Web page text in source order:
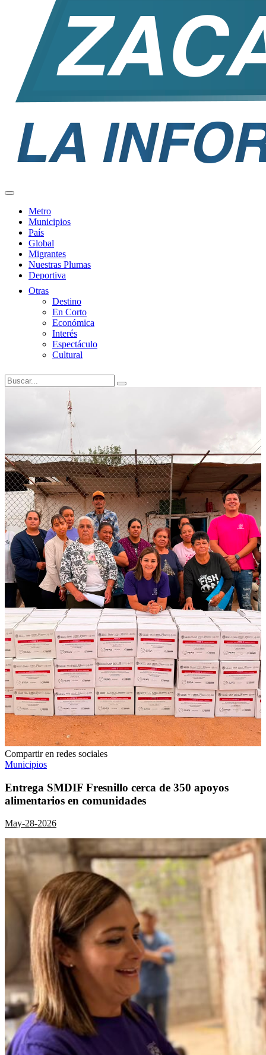
Metro
Municipios
País
Global
Migrantes
Nuestras Plumas
Deportiva
Otras
Destino
En Corto
Económica
Interés
Espectáculo
Cultural
Compartir en redes sociales
Municipios
​Entrega SMDIF Fresnillo cerca de 350 apoyos
alimentarios en comunidades
May-28-2026